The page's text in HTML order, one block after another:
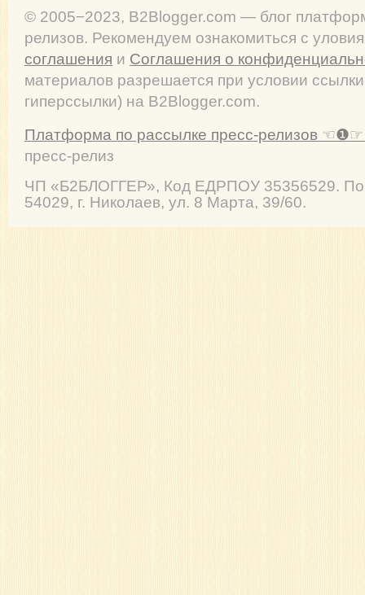
© 2005−2023, B2Blogger.com — блог
релизов. Рекомендуем ознакомиться с
соглашения и Соглашения о
материалов разрешается при условии
гиперссылки) на B2Blogger.com.
Платформа по рассылке пресс-релизов ☜❶☞
пресс-релиз
ЧП «Б2БЛОГГЕР», Код ЕДРПОУ 35356529.
54029, г. Николаев, ул. 8 Марта, 39/60.